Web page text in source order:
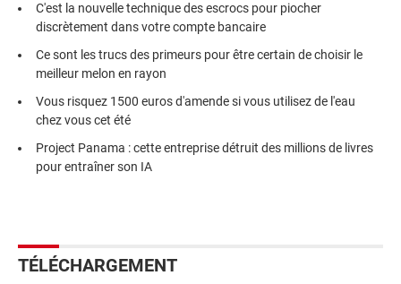
C'est la nouvelle technique des escrocs pour piocher
discrètement dans votre compte bancaire
Ce sont les trucs des primeurs pour être certain de choisir le
meilleur melon en rayon
Vous risquez 1500 euros d'amende si vous utilisez de l'eau
chez vous cet été
Project Panama : cette entreprise détruit des millions de livres
pour entraîner son IA
TÉLÉCHARGEMENT